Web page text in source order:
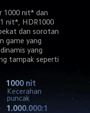
1000 nit* dan
nit*, HDR1000
dan sorotan
game yang
yang
tampak seperti
1000 nit
Kecerahan
puncak
1.000.000:1